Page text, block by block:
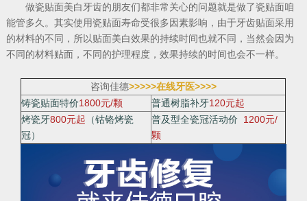
做瓷贴面美白牙齿的朋友们都非常关心的问题就是做了瓷贴面咱
能管多久。其实使用瓷贴面寿命受很多因素影响，由于牙齿贴面采用
的材料的不同，所以贴面美白效果的持续时间也就不同，当然会因为
不同的材料贴面，不同的护理程度，效果持续的时间也会不一样。
咨询佳德>>>>>在线牙医>>>>
铸瓷贴面特价1800元/颗 普通树脂补牙120元起
烤瓷牙800元起 （钴铬烤瓷
冠）
普及型全瓷冠活动价 1200元/
颗